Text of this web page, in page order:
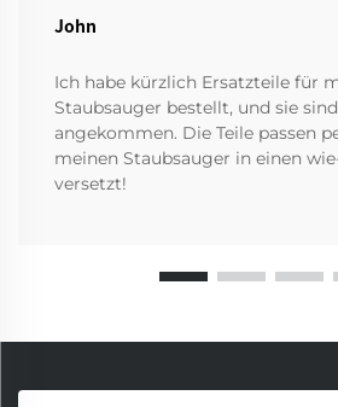
John
Ich habe kürzlich Ersatzteile für
Staubsauger bestellt, und sie
angekommen. Die Teile passen
meinen Staubsauger in einen
versetzt!